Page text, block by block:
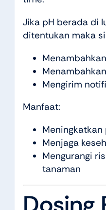
Jika pH berada di
ditentukan maka
Mengirim
Manfaat:
Menjaga
Mengurangi
tanaman